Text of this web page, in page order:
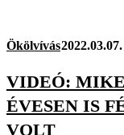
Ökölvívás
VIDEÓ:
ÉVESEN IS
VOLT